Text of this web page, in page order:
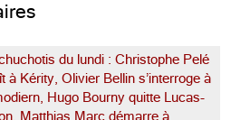
chuchotis du lundi : Christophe Pelé
à Kérity, Olivier Bellin s’interroge à
Hugo Bourny quitte Lucas-
Matthias Marc démarre à